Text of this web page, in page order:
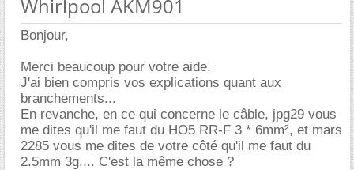
Whirlpool AKM901
Bonjour,
Merci beaucoup pour votre aide.
J'ai bien compris vos explications quant aux
branchements...
En revanche, en ce qui concerne le câble, jpg29 vous
me dites qu'il me faut du HO5 RR-F 3 * 6mm², et mars
2285 vous me dites de votre côté qu'il me faut du
2.5mm 3g.... C'est la même chose ?